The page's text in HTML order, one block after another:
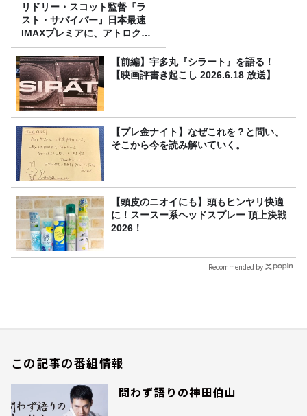
リドリー・スコット監督『ラ
スト・サバイバー』日本最速
IMAXプレミアに、アトロクリ
スナー60名をご招待！
【前編】宇多丸『シラート』を語る！
【映画評書き起こし 2026.6.18 放送】
【プレ金ナイト】なぜこれを？と問い、
そこから今を読み解いていく。
【頭皮のニオイにも】頭もヒンヤリ快適
に！スースー系ヘッドスプレー 頂上決戦
2026！
Recommended by
この記事の番組情報
問わず語りの神田伯山